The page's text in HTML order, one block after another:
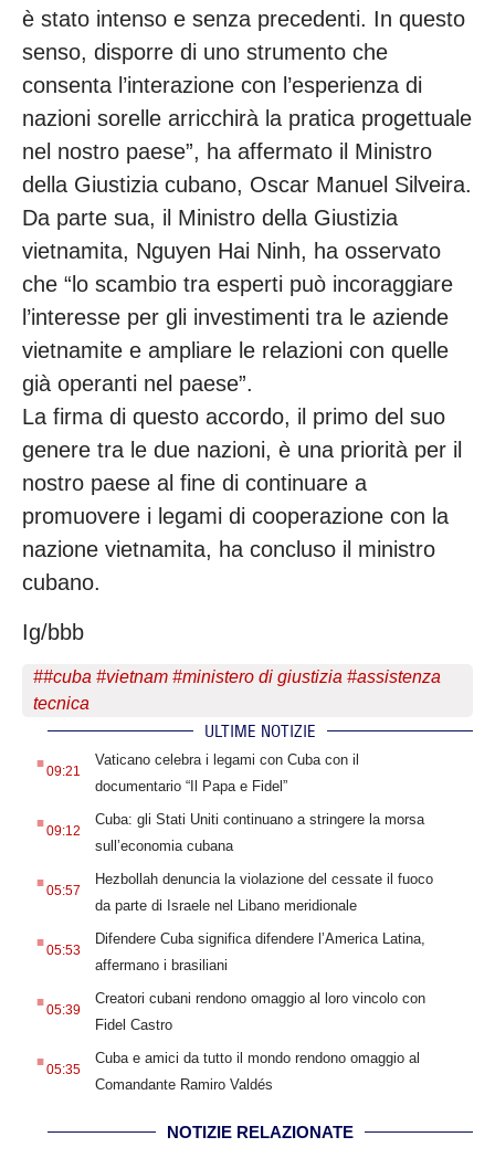
è stato intenso e senza precedenti. In questo
senso, disporre di uno strumento che
consenta l’interazione con l’esperienza di
nazioni sorelle arricchirà la pratica progettuale
nel nostro paese”, ha affermato il Ministro
della Giustizia cubano, Oscar Manuel Silveira.
Da parte sua, il Ministro della Giustizia
vietnamita, Nguyen Hai Ninh, ha osservato
che “lo scambio tra esperti può incoraggiare
l’interesse per gli investimenti tra le aziende
vietnamite e ampliare le relazioni con quelle
già operanti nel paese”.
La firma di questo accordo, il primo del suo
genere tra le due nazioni, è una priorità per il
nostro paese al fine di continuare a
promuovere i legami di cooperazione con la
nazione vietnamita, ha concluso il ministro
cubano.
Ig/bbb
##cuba #vietnam #ministero di giustizia #assistenza
tecnica
ULTIME NOTIZIE
.09:21
Vaticano celebra i legami con Cuba con il
documentario “Il Papa e Fidel”
.09:12
Cuba: gli Stati Uniti continuano a stringere la morsa
sull’economia cubana
.05:57
Hezbollah denuncia la violazione del cessate il fuoco
da parte di Israele nel Libano meridionale
.05:53
Difendere Cuba significa difendere l’America Latina,
affermano i brasiliani
.05:39
Creatori cubani rendono omaggio al loro vincolo con
Fidel Castro
.05:35
Cuba e amici da tutto il mondo rendono omaggio al
Comandante Ramiro Valdés
NOTIZIE RELAZIONATE